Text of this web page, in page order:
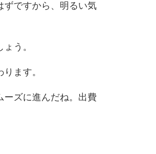
ずですから、明るい気
う。
ます。
ーズに進んだね。出費